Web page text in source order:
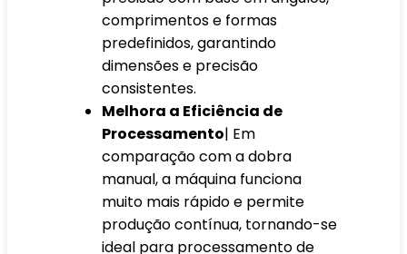
comprimentos e formas
predefinidos, garantindo
dimensões e precisão
consistentes.
Melhora a Eficiência de
Processamento| Em
comparação com a dobra
manual, a máquina funciona
muito mais rápido e permite
produção contínua, tornando-se
ideal para processamento de